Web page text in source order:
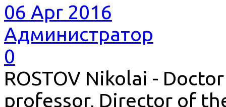
06 Apr 2016
Администратор
0
ROSTOV Nikolai -
professor, Director of